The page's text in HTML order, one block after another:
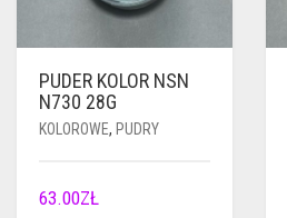
PUDER KOLOR NSN
N730 28G
KOLOROWE, PUDRY
63.00ZŁ